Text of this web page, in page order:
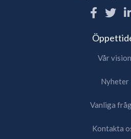
Vår vision
Nyheter
Vanliga
Kontakta